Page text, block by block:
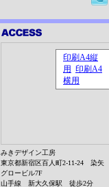
みきデザイン工房
東京都新宿区百人町2-11-24 染矢
グロービル7F
山手線 新大久保駅 徒歩2分